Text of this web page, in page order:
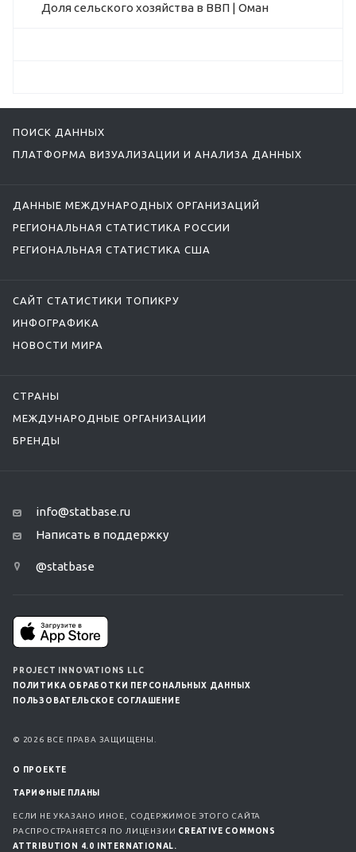
Доля сельского хозяйства в ВВП | Оман
ПОИСК ДАННЫХ
ПЛАТФОРМА ВИЗУАЛИЗАЦИИ И АНАЛИЗА ДАННЫХ
ДАННЫЕ МЕЖДУНАРОДНЫХ ОРГАНИЗАЦИЙ
РЕГИОНАЛЬНАЯ СТАТИСТИКА РОССИИ
РЕГИОНАЛЬНАЯ СТАТИСТИКА США
САЙТ СТАТИСТИКИ ТОПИКРУ
ИНФОГРАФИКА
НОВОСТИ МИРА
СТРАНЫ
МЕЖДУНАРОДНЫЕ ОРГАНИЗАЦИИ
БРЕНДЫ
info@statbase.ru
Написать в поддержку
@statbase
PROJECT INNOVATIONS LLC
ПОЛИТИКА ОБРАБОТКИ ПЕРСОНАЛЬНЫХ ДАННЫХ
ПОЛЬЗОВАТЕЛЬСКОЕ СОГЛАШЕНИЕ
© 2026 ВСЕ ПРАВА ЗАЩИЩЕНЫ.
О ПРОЕКТЕ
ТАРИФНЫЕ ПЛАНЫ
ЕСЛИ НЕ УКАЗАНО ИНОЕ, СОДЕРЖИМОЕ ЭТОГО САЙТА
РАСПРОСТРАНЯЕТСЯ ПО ЛИЦЕНЗИИ CREATIVE COMMONS
ATTRIBUTION 4.0 INTERNATIONAL.